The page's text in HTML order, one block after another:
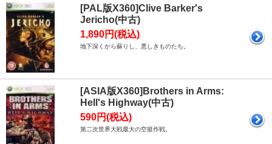
[PAL版X360]Clive Barker's
Jericho(中古)
1,890円(税込)
地下深くから蘇りし、悪しきものたち。
[ASIA版X360]Brothers in Arms:
Hell's Highway(中古)
590円(税込)
第二次世界大戦最大の空挺作戦。